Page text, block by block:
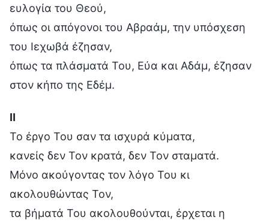
ευλογία του Θεού,
όπως οι απόγονοι του Αβραάμ, την υπόσχεση
του Ιεχωβά έζησαν,
όπως τα πλάσματά Του, Εύα και Αδάμ, έζησαν
στον κήπο της Εδέμ.
Ⅱ
Το έργο Του σαν τα ισχυρά κύματα,
κανείς δεν Τον κρατά, δεν Τον σταματά.
Μόνο ακούγοντας τον λόγο Του κι
ακολουθώντας Τον,
τα βήματά Του ακολουθούνται, έρχεται η